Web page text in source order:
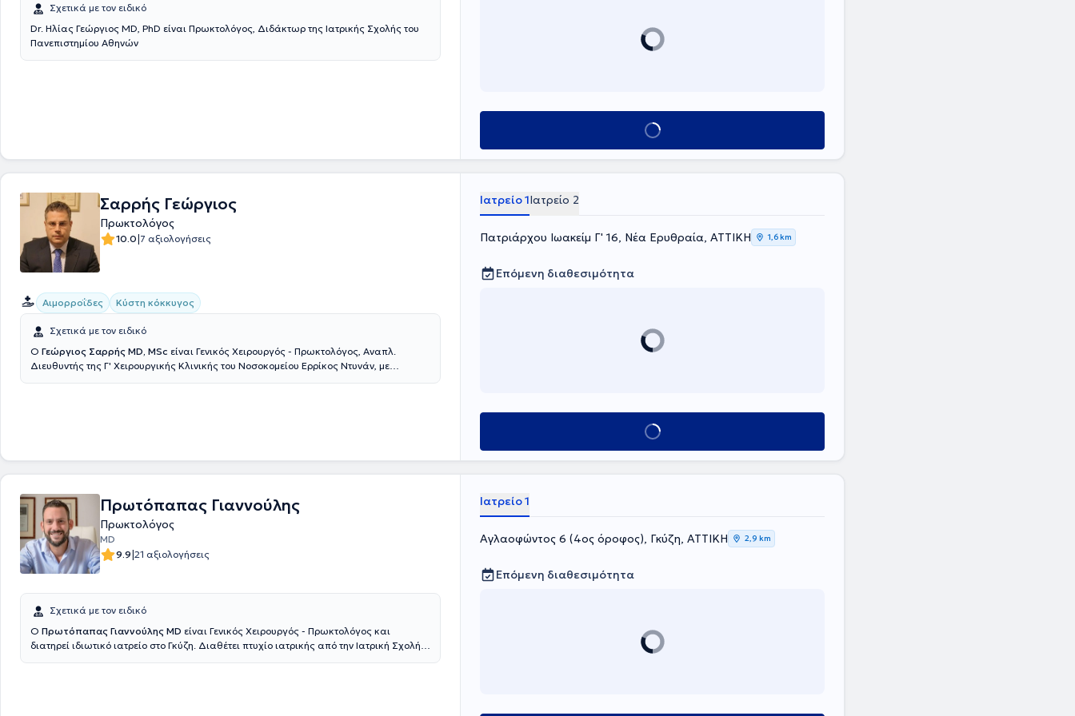
Σχετικά με τον ειδικό
Dr. Ηλίας Γεώργιος MD, PhD είναι Πρωκτολόγος, Διδάκτωρ της Ιατρικής Σχολής του
Πανεπιστημίου Αθηνών
Κλείσε ραντεβού
Σαρρής Γεώργιος
Πρωκτολόγος
10.0|7 αξιολογήσεις
Αιμορροΐδες Κύστη κόκκυγος
Σχετικά με τον ειδικό
Ο Γεώργιος Σαρρής MD, MSc είναι Γενικός Χειρουργός - Πρωκτολόγος, Αναπλ.
Διευθυντής της Γ' Χειρουργικής Κλινικής του Νοσοκομείου Ερρίκος Ντυνάν, με
Ιατρείο 1Ιατρείο 2
Πατριάρχου Ιωακείμ Γ' 16, Νέα Ερυθραία, ΑΤΤΙΚΗ 1,6 km
Επόμενη διαθεσιμότητα
Κλείσε ραντεβού
Πρωτόπαπας Γιαννούλης
Πρωκτολόγος
MD
9.9|21 αξιολογήσεις
Σχετικά με τον ειδικό
Ο Πρωτόπαπας Γιαννούλης MD είναι Γενικός Χειρουργός - Πρωκτολόγος και
διατηρεί ιδιωτικό ιατρείο στο Γκύζη. Διαθέτει πτυχίο ιατρικής από την Ιατρική Σχολή
Ιατρείο 1
Αγλαοφώντος 6 (4ος όροφος), Γκύζη, ΑΤΤΙΚΗ 2,9 km
Επόμενη διαθεσιμότητα